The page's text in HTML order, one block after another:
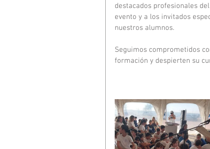
destacados profesionales
evento y a los invitados
nuestros alumnos.
Seguimos comprometidos
formación y despierten su